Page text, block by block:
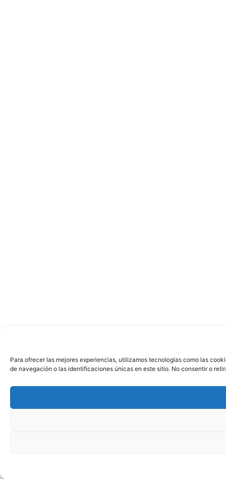
Para ofrecer las mejores experiencias, utilizamos tecnologías como las
de navegación o las identificaciones únicas en este sitio. No consentir o